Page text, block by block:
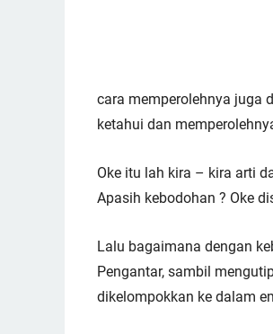
cara memperolehnya juga
ketahui dan
Oke itu lah kira – kira arti
Apasih kebodohan ? Oke
Lalu bagaimana dengan
Pengantar, sambil
dikelompokkan ke dalam